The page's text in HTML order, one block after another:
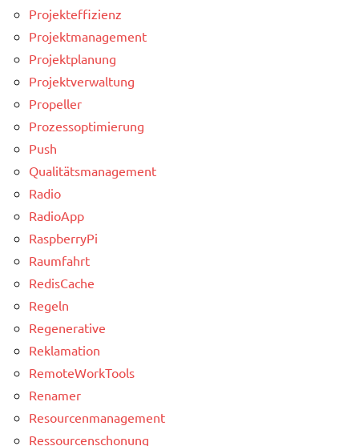
Projekteffizienz
Projektmanagement
Projektplanung
Projektverwaltung
Propeller
Prozessoptimierung
Push
Qualitätsmanagement
Radio
RadioApp
RaspberryPi
Raumfahrt
RedisCache
Regeln
Regenerative
Reklamation
RemoteWorkTools
Renamer
Resourcenmanagement
Ressourcenschonung